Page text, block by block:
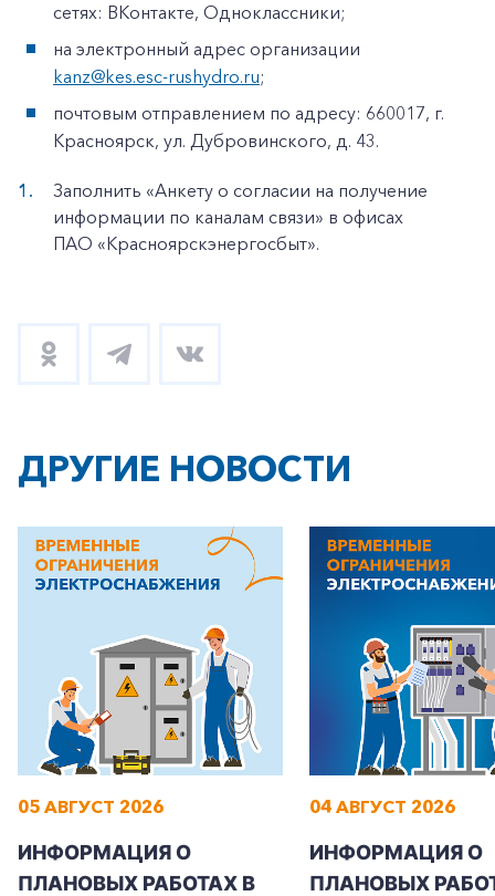
сетях: ВКонтакте, Одноклассники;
на электронный адрес организации
kanz@kes.esc-rushydro.ru;
почтовым отправлением по адресу: 660017, г.
Красноярск, ул. Дубровинского, д. 43.
Заполнить «Анкету о согласии на получение
информации по каналам связи» в офисах
ПАО «Красноярскэнергосбыт».
ДРУГИЕ НОВОСТИ
05 АВГУСТ 2026
ИНФОРМАЦИЯ О
ПЛАНОВЫХ РАБОТАХ В
04 АВГУСТ 2026
ИНФОРМАЦИЯ О
ПЛАНОВЫХ